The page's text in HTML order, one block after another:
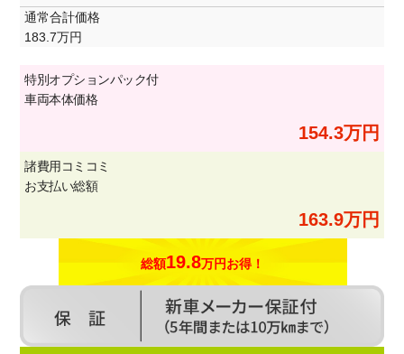
通常合計価格
183.7万円
特別オプションパック付
車両本体価格
154.3万円
諸費用コミコミ
お支払い総額
163.9万円
総額19.8万円お得！